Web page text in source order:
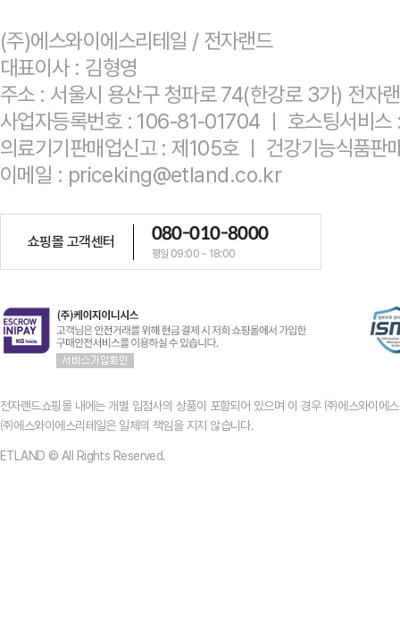
(주)에스와이에스리테일 / 전자랜드
대표이사 : 김형영
주소 : 서울시 용산구 청파로 74(한강로 3가) 전자
사업자등록번호 : 106-81-01704 ㅣ 호스팅서비
의료기기판매업신고 : 제105호 ㅣ 건강기능식품
이메일 : priceking@etland.co.kr
쇼핑몰 고객센터 080-010-8000
평일 09:00 ~ 18:00
전자랜드쇼핑몰 내에는 개별 입점사의 상품이 포함되어 있으며 이 경우 ㈜에스와이에
㈜에스와이에스리테일은 일체의 책임을 지지 않습니다.
ETLAND © All Rights Reserved.